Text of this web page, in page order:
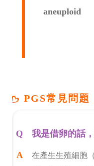
aneuploid
PGS常見問題
我是借卵的話
在產生生殖細胞